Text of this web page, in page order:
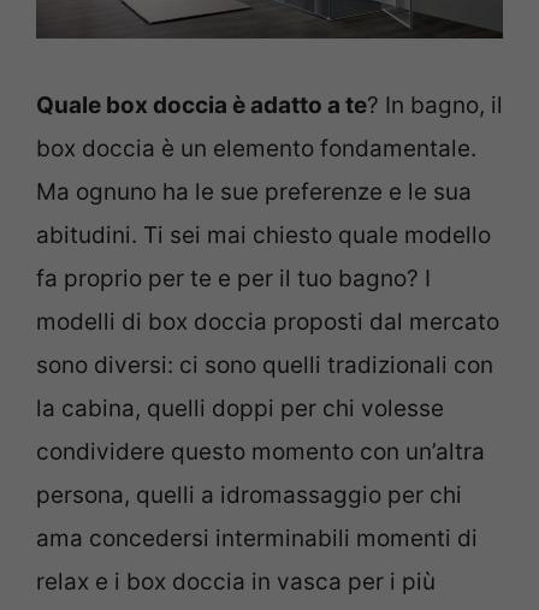
Quale box doccia è adatto a te? In bagno, il
box doccia è un elemento fondamentale.
Ma ognuno ha le sue preferenze e le sua
abitudini. Ti sei mai chiesto quale modello
fa proprio per te e per il tuo bagno? I
modelli di box doccia proposti dal mercato
sono diversi: ci sono quelli tradizionali con
la cabina, quelli doppi per chi volesse
condividere questo momento con un’altra
persona, quelli a idromassaggio per chi
ama concedersi interminabili momenti di
relax e i box doccia in vasca per i più